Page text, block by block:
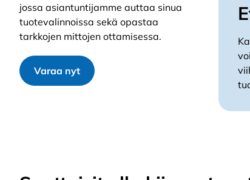
jossa asiantuntijamme auttaa sinua
tuotevalinnoissa sekä opastaa
tarkkojen mittojen ottamisessa.
Varaa nyt